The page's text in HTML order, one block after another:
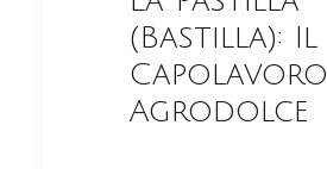
(Bastilla): Il
Capolavoro
Agrodolce